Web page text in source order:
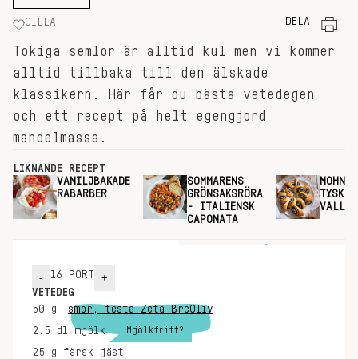
GILLA DELA
Tokiga semlor är alltid kul men vi kommer
alltid tillbaka till den älskade
klassikern. Här får du bästa vetedegen
och ett recept på helt egengjord
mandelmassa.
LIKNANDE RECEPT
VANILJBAKADE
RABARBER
SOMMARENS
GRÖNSAKSRÖRA
- ITALIENSK
CAPONATA
TYSK
- 16 PORT +
VETEDEG
50 g
smör, testa Zeta BreOliv
2.5 dl mjölk Mjölkfritt?
25 g
färsk jäst